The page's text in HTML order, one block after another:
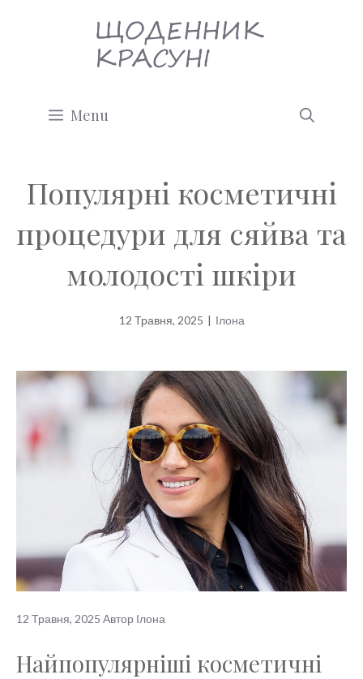
Menu
Популярні косметичні
процедури для сяйва та
молодості шкіри
12 Травня, 2025 | Ілона
12 Травня, 2025 Автор Ілона
Найпопулярніші косметичні